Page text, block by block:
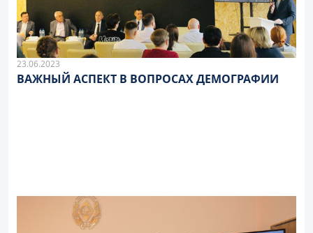
23.06.2023
ВАЖНЫЙ АСПЕКТ В ВОПРОСАХ ДЕМОГРАФИИ